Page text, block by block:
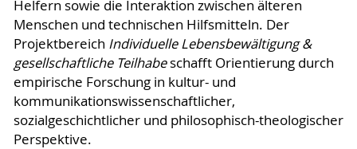
Helfern sowie die Interaktion zwischen älteren
Menschen und technischen Hilfsmitteln. Der
Projektbereich Individuelle Lebensbewältigung &
gesellschaftliche Teilhabeschafft Orientierung durch
empirische Forschung in kultur- und
kommunikationswissenschaftlicher,
sozialgeschichtlicher und philosophisch-theologischer
Perspektive.